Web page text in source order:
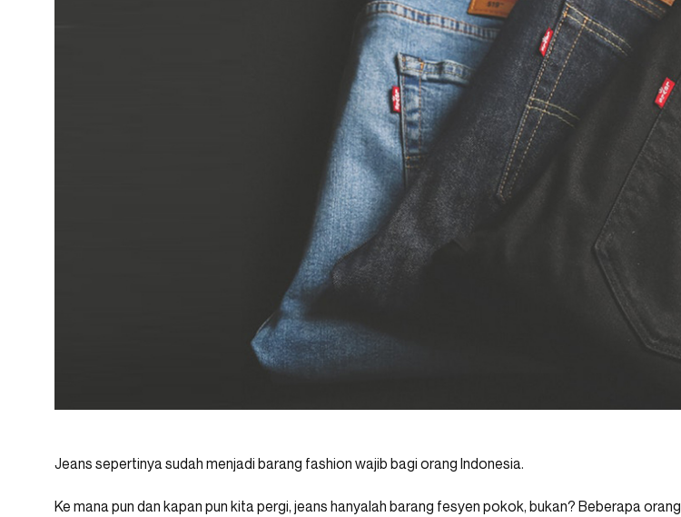
Jeans sepertinya sudah menjadi barang fashion wajib bagi orang Indonesia.
Ke mana pun dan kapan pun kita pergi, jeans hanyalah barang fesyen pokok, bukan? Beberapa orang